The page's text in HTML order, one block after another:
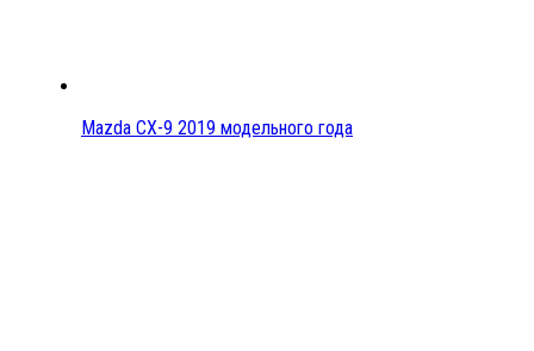
Mazda CX-9 2019 модельного года